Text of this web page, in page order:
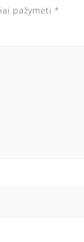
pažymėti *